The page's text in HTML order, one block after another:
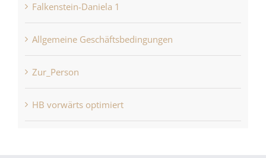
Falkenstein-Daniela 1
Allgemeine Geschäftsbedingungen
Zur_Person
HB vorwärts optimiert